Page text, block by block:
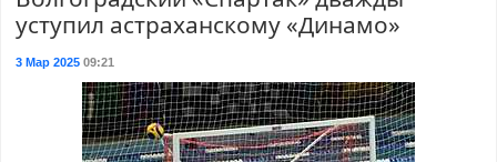
уступил астраханскому «Динамо»
3 Мар 202509:21